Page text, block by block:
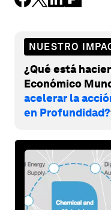
NUESTRO
¿Qué está
Económico
acelerar la
en Profundidad?